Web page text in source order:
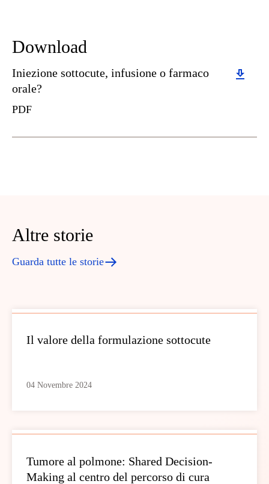
Download
Download
Iniezione sottocute, infusione o farmaco
orale?
PDF
Altre storie
Guarda tutte le storie
Il valore della formulazione sottocute
04 Novembre 2024
Tumore al polmone: Shared Decision-
Making al centro del percorso di cura